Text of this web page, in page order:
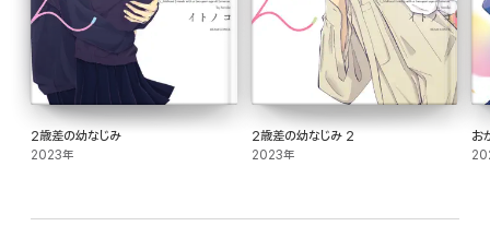
2歳差の幼なじみ
2023年
2歳差の幼なじみ 2
2023年
お